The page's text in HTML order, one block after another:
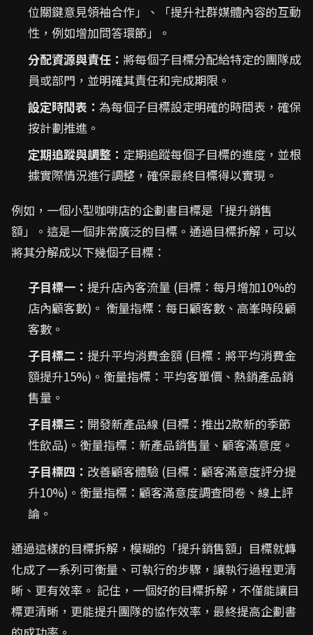
位關鍵意見領袖合作」、「提升社群媒體內容的互動
性，例如增加問答環節」。
分配資源與責任： 將每個子目標分配給特定的團隊成
員或部門，並明確其責任和完成期限。
設定時間表： 為每個子目標設定明確的時間表，確保
按計劃推進。
定期追蹤與調整： 定期追蹤每個子目標的進度，並根
據實際情況進行調整，確保最終目標得以實現。
例如，一個小型咖啡店的企劃書目標是「提升銷售
額」。這是一個非常廣泛的目標。通過目標拆解，可以
將其分解成以下幾個子目標：
子目標一： 提升店內客流量 (目標：每月增加10%的
店內顧客數)。 衡量指標：每日顧客數、高峯時段顧
客數。
子目標二： 提升平均消費金額 (目標：將平均消費金
額提升15%)。衡量指標：平均客單價、熱銷產品銷
售量。
子目標三： 開發新產品線 (目標：推出2款新的季節
性飲品)。衡量指標：新產品銷售量、顧客滿意度。
子目標四： 改善顧客體驗 (目標：顧客滿意度評分提
升10%)。衡量指標：顧客滿意度調查問卷、線上評
論。
通過這樣的目標拆解，模糊的「提升銷售額」目標就轉
化成了一系列可衡量、可執行的步驟，讓執行過程更清
晰、更有效率。 記住，一個好的目標拆解，不僅能讓目
標更清晰，更能提升團隊的協作效率，最終提高企劃書